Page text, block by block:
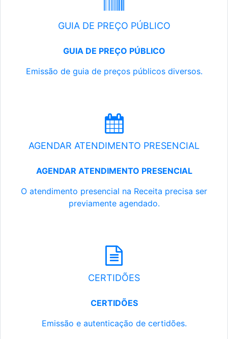
GUIA DE PREÇO PÚBLICO
GUIA DE PREÇO PÚBLICO
Emissão de guia de preços públicos diversos.
AGENDAR ATENDIMENTO PRESENCIAL
AGENDAR ATENDIMENTO PRESENCIAL
O atendimento presencial na Receita precisa ser
previamente agendado.
CERTIDÕES
CERTIDÕES
Emissão e autenticação de certidões.